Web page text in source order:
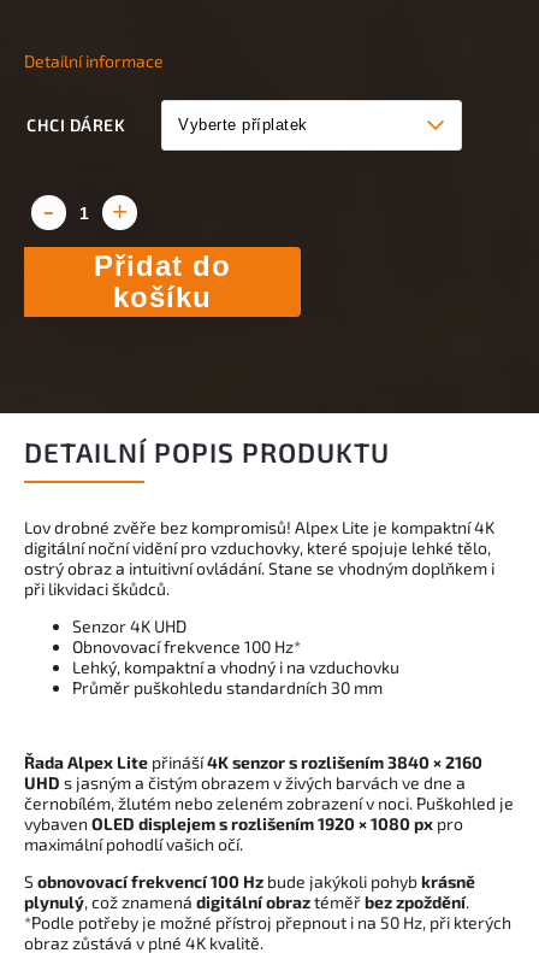
CHCI DÁREK
Přidat do
košíku
Detailní informace
DETAILNÍ POPIS PRODUKTU
Lov drobné zvěře bez kompromisů! Alpex Lite je kompaktní 4K
digitální noční vidění pro vzduchovky, které spojuje lehké tělo,
ostrý obraz a intuitivní ovládání. Stane se vhodným doplňkem i
při likvidaci škůdců.
Senzor 4K UHD
Obnovovací frekvence 100 Hz*
Lehký, kompaktní a vhodný i na vzduchovku
Průměr puškohledu standardních 30 mm
Řada Alpex Lite přináší4K senzor s rozlišením 3840 × 2160
UHD s jasným a čistým obrazem v živých barvách ve dne a
černobílém, žlutém nebo zeleném zobrazení v noci. Puškohled je
vybaven OLED displejem s rozlišením1920 × 1080 px pro
maximální pohodlí vašich očí.
Sobnovovací frekvencí 100 Hz bude jakýkoli pohybkrásně
plynulý, což znamená digitální obraztéměřbez zpoždění.
*Podle potřeby je možné přístroj přepnout i na 50 Hz, při kterých
obraz zůstává v plné 4K kvalitě.